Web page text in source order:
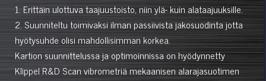
1. Erittäin ulottuva taajuustoisto, niin ylä- kuin alataajuuksille.
2. Suunniteltu toimivaksi ilman passiivista jakosuodinta jotta
hyötysuhde olisi mahdollisimman korkea.
Kartion suunnittelussa ja optimoinnissa on hyödynnetty
Klippel R&D Scan vibrometriä mekaanisen alarajasuotimen